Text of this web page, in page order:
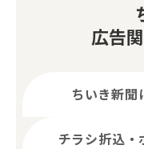
広告
ちいき新聞
チラシ折込・